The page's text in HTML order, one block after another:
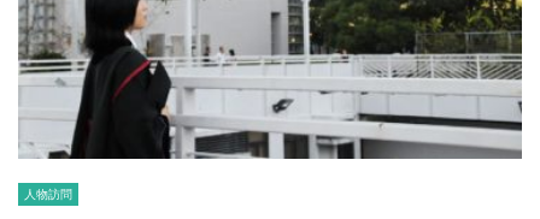
人物訪問